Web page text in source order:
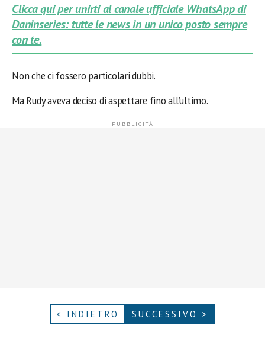
Clicca qui per unirti al canale ufficiale WhatsApp di
Daninseries: tutte le news in un unico posto sempre
con te.
Non che ci fossero particolari dubbi.
Ma Rudy aveva deciso di aspettare fino all’ultimo.
< INDIETRO SUCCESSIVO >